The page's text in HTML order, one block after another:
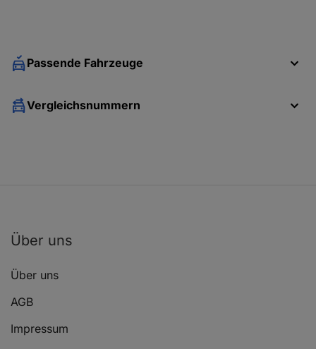
Passende Fahrzeuge
Vergleichsnummern
Über uns
Über uns
AGB
Impressum